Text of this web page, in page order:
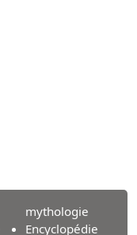
mythologie
Encyclopédie